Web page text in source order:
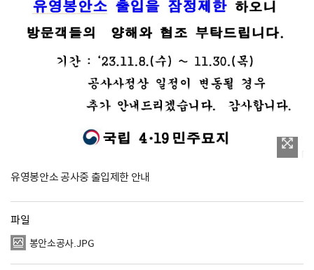
유영봉안소 공사중 출입제한 안내
파일
봉안소공사.JPG